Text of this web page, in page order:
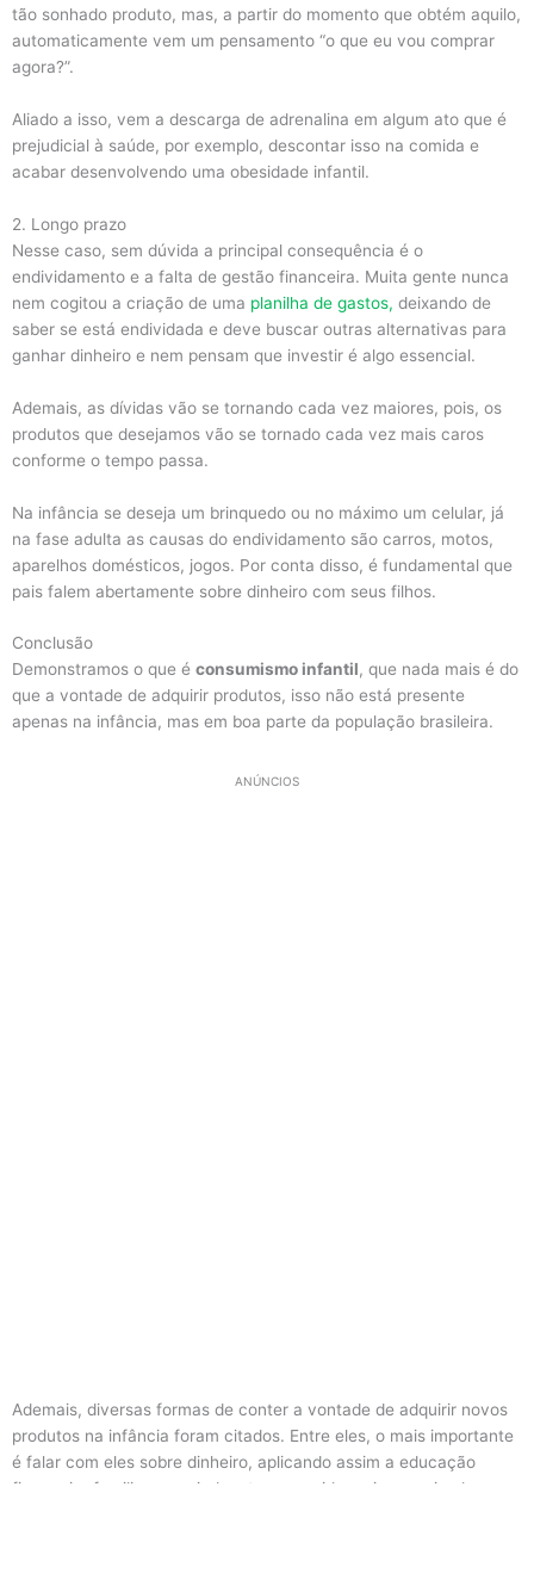
tão sonhado produto, mas, a partir do momento que obtém aquilo,
automaticamente vem um pensamento “o que eu vou comprar
agora?”.
Aliado a isso, vem a descarga de adrenalina em algum ato que é
prejudicial à saúde, por exemplo, descontar isso na comida e
acabar desenvolvendo uma obesidade infantil.
2. Longo prazo
Nesse caso, sem dúvida a principal consequência é o
endividamento e a falta de gestão financeira. Muita gente nunca
nem cogitou a criação de uma planilha de gastos, deixando de
saber se está endividada e deve buscar outras alternativas para
ganhar dinheiro e nem pensam que investir é algo essencial.
Ademais, as dívidas vão se tornando cada vez maiores, pois, os
produtos que desejamos vão se tornado cada vez mais caros
conforme o tempo passa.
Na infância se deseja um brinquedo ou no máximo um celular, já
na fase adulta as causas do endividamento são carros, motos,
aparelhos domésticos, jogos. Por conta disso, é fundamental que
pais falem abertamente sobre dinheiro com seus filhos.
Conclusão
Demonstramos o que é consumismo infantil, que nada mais é do
que a vontade de adquirir produtos, isso não está presente
apenas na infância, mas em boa parte da população brasileira.
ANÚNCIOS
Ademais, diversas formas de conter a vontade de adquirir novos
produtos na infância foram citados. Entre eles, o mais importante
é falar com eles sobre dinheiro, aplicando assim a educação
financeira familiar que ajuda a ter uma vida mais organizada.